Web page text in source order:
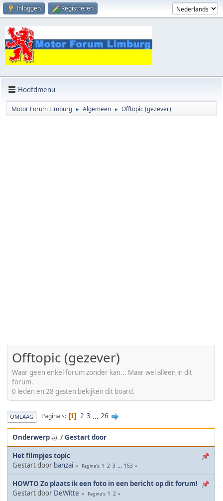
Inloggen Registreren
Hoofdmenu
Motor Forum Limburg ► Algemeen ► Offtopic (gezever)
Offtopic (gezever)
Waar geen enkel forum zonder kan... Maar wel alleen in dit
forum.
0 leden en 28 gasten bekijken dit board.
OMLAAG Pagina's 1 2 3 ... 26
Onderwerp /Gestart door
Het filmpjes topic
Gestart door banzai Pagina's 1 2 3 ... 153
HOWTO Zo plaats ik een foto in een bericht op dit forum!
Gestart door DeWitte Pagina's 1 2